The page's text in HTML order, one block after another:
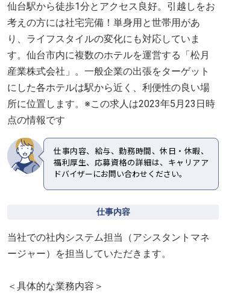
仙台駅から徒歩1分とアクセス良好。引越しをお
考えの方には社宅完備！単身用と世帯用があ
り、ライフスタイルの変化にも対応していま
す。仙台市内に複数のホテルを運営する「松月
産業株式会社」。一般企業の出張をターゲット
にした各ホテルは駅から近く、利便性の良い場
所に位置します。※この求人は2023年5月23日時
点の情報です
仕事内容、給与、勤務時間、休日・休暇、
福利厚生、応募資格の詳細は、キャリアア
ドバイザーにお問い合わせください。
仕事内容
当社での社内システム担当（アシスタントマネ
ージャー）を担当していただきます。
＜具体的な業務内容＞